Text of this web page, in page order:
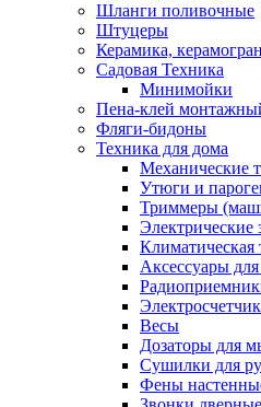
Шланги поливочные
Штуцеры
Керамика,
Садовая Техника
Минимойки
Пена-клей
Фляги-бидоны
Техника для дома
Механические
Утюги и
Триммеры
Электрические
Климатическая
Аксессуары
Весы
Дозаторы для
Сушилки для
Фены